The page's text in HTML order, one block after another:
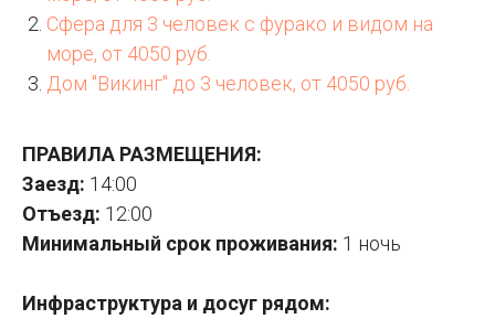
Сфера для 3 человек с фурако и видом на
море, от 4050 руб.
Дом "Викинг" до 3 человек, от 4050 руб.
ПРАВИЛА РАЗМЕЩЕНИЯ:
Заезд: 14:00
Отъезд: 12:00
Минимальный срок проживания: 1 ночь
Инфраструктура и досуг рядом: